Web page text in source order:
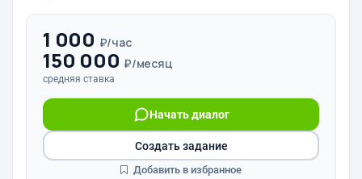
1 000 ₽/час
150 000 ₽/месяц
средняя ставка
Начать диалог
Создать задание
Добавить в избранное